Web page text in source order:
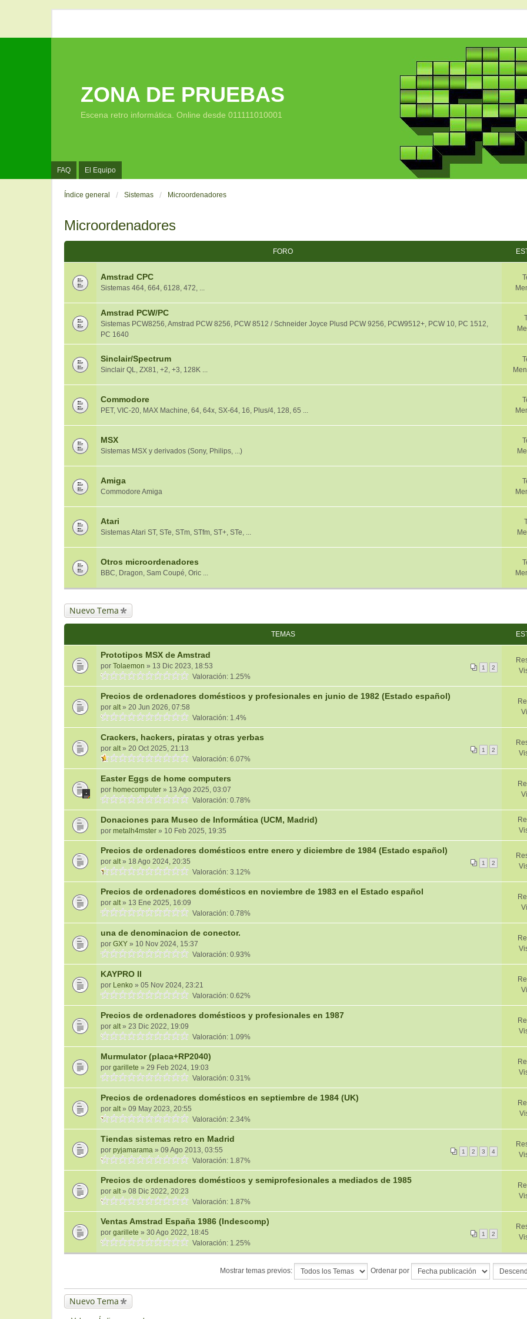
FAQ El Equipo
ZONA DE PRUEBAS
Escena retro informática. Online desde 011111010001
Índice general Sistemas Microordenadores
Microordenadores
FORO
Amstrad CPC
Sistemas 464, 664, 6128, 472, ...
Amstrad PCW/PC
Sistemas PCW8256, Amstrad PCW 8256, PCW 8512 / Schneider Joyce Plusd PCW 9256, PCW9512+, PCW 10, PC 1512,
PC 1640
Sinclair/Spectrum
Sinclair QL, ZX81, +2, +3, 128K ...
Commodore
PET, VIC-20, MAX Machine, 64, 64x, SX-64, 16, Plus/4, 128, 65 ...
MSX
Sistemas MSX y derivados (Sony, Philips, ...)
Amiga
Commodore Amiga
Atari
Sistemas Atari ST, STe, STm, STfm, ST+, STe, ...
Otros microordenadores
BBC, Dragon, Sam Coupé, Oric ...
Nuevo Tema
TEMAS
Prototipos MSX de Amstrad
1 2
por Tolaemon » 13 Dic 2023, 18:53
Valoración: 1.25%
Precios de ordenadores domésticos y profesionales en junio de 1982 (Estado español)
por alt» 20 Jun 2026, 07:58
Valoración: 1.4%
Crackers, hackers, piratas y otras yerbas
1 2
por alt» 20 Oct 2025, 21:13
Valoración: 6.07%
Easter Eggs de home computers
por homecomputer » 13 Ago 2025, 03:07
Valoración: 0.78%
Donaciones para Museo de Informática (UCM, Madrid)
por metalh4mster » 10 Feb 2025, 19:35
Precios de ordenadores domésticos entre enero y diciembre de 1984 (Estado español)
1 2
por alt» 18 Ago 2024, 20:35
Valoración: 3.12%
Precios de ordenadores domésticos en noviembre de 1983 en el Estado español
por alt» 13 Ene 2025, 16:09
Valoración: 0.78%
una de denominacion de conector.
por GXY » 10 Nov 2024, 15:37
Valoración: 0.93%
KAYPRO II
por Lenko » 05 Nov 2024, 23:21
Valoración: 0.62%
Precios de ordenadores domésticos y profesionales en 1987
por alt» 23 Dic 2022, 19:09
Valoración: 1.09%
Murmulator (placa+RP2040)
por garillete » 29 Feb 2024, 19:03
Valoración: 0.31%
Precios de ordenadores domésticos en septiembre de 1984 (UK)
por alt» 09 May 2023, 20:55
Valoración: 2.34%
Tiendas sistemas retro en Madrid
1 2 3 4
por pyjamarama » 09 Ago 2013, 03:55
Valoración: 1.87%
Precios de ordenadores domésticos y semiprofesionales a mediados de 1985
por alt» 08 Dic 2022, 20:23
Valoración: 1.87%
Ventas Amstrad España 1986 (Indescomp)
1 2
por garillete » 30 Ago 2022, 18:45
Valoración: 1.25%
Mostrar temas previos: Ordenar por
Nuevo Tema